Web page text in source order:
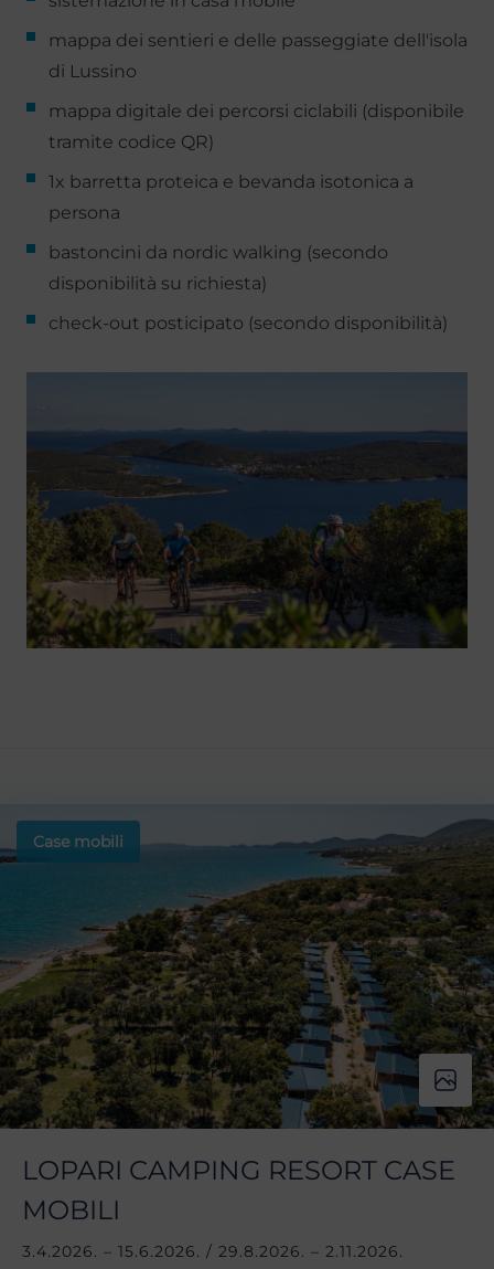
mappa dei sentieri e delle passeggiate dell'isola
di Lussino
mappa digitale dei percorsi ciclabili (disponibile
tramite codice QR)
1x barretta proteica e bevanda isotonica a
persona
bastoncini da nordic walking (secondo
disponibilità su richiesta)
check-out posticipato (secondo disponibilità)
Case mobili
LOPARI CAMPING RESORT CASE
MOBILI
3.4.2026. – 15.6.2026. / 29.8.2026. – 2.11.2026.